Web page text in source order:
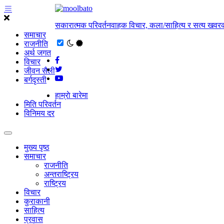
समाचार
राजनीति
अर्थ जगत
विचार
जीवन सैली
बर्गदृस्ती
सकारात्मक परिवर्तनवाहक विचार, कला/साहित्य र सत्य
हाम्राे बारेमा
मिति परिवर्तन
विनिमय दर
मुख्य पृष्ठ
समाचार
राजनीति
अन्तराष्ट्रिय
राष्ट्रिय
विचार
कुराकानी
साहित्य
प्रवास